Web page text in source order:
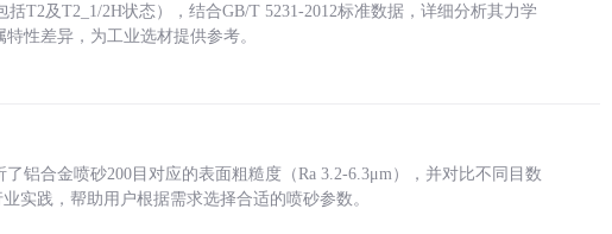
T2及T2_1/2H状态），结合GB/T 5231-2012标准数据，详细分析其力学
性差异，为工业选材提供参考。
铝合金喷砂200目对应的表面粗糙度（Ra 3.2-6.3μm），并对比不同目数
实践，帮助用户根据需求选择合适的喷砂参数。